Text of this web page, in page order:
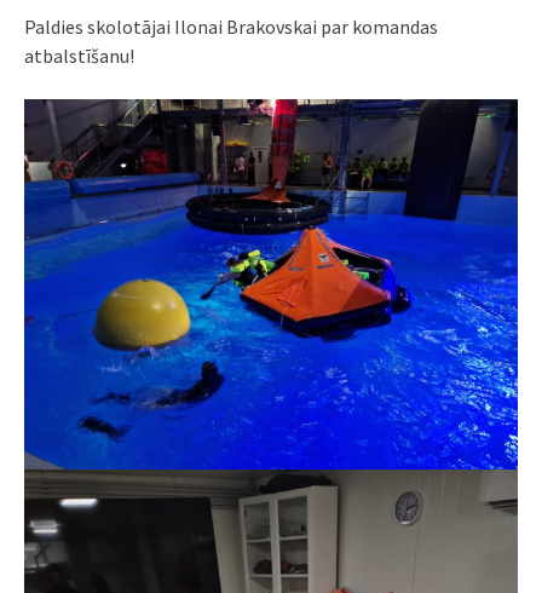
Paldies skolotājai Ilonai Brakovskai par komandas
atbalstīšanu!